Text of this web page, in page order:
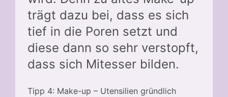
trägt dazu bei, dass es sich
tief in die Poren setzt und
diese dann so sehr verstopft,
dass sich Mitesser bilden.
Tipp 4: Make-up – Utensilien gründlich